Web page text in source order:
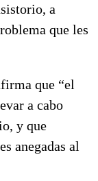
a
que les
que “el
a cabo
y que
anegadas al